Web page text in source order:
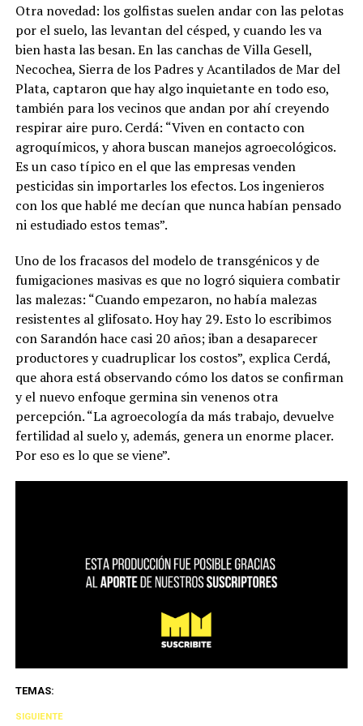
Otra novedad: los golfistas suelen andar con las pelotas
por el suelo, las levantan del césped, y cuando les va
bien hasta las besan. En las canchas de Villa Gesell,
Necochea, Sierra de los Padres y Acantilados de Mar del
Plata, captaron que hay algo inquietante en todo eso,
también para los vecinos que andan por ahí creyendo
respirar aire puro. Cerdá: “Viven en contacto con
agroquímicos, y ahora buscan manejos agroecológicos.
Es un caso típico en el que las empresas venden
pesticidas sin importarles los efectos. Los ingenieros
con los que hablé me decían que nunca habían pensado
ni estudiado estos temas”.
Uno de los fracasos del modelo de transgénicos y de
fumigaciones masivas es que no logró siquiera combatir
las malezas: “Cuando empezaron, no había malezas
resistentes al glifosato. Hoy hay 29. Esto lo escribimos
con Sarandón hace casi 20 años; iban a desaparecer
productores y cuadruplicar los costos”, explica Cerdá,
que ahora está observando cómo los datos se confirman
y el nuevo enfoque germina sin venenos otra
percepción. “La agroecología da más trabajo, devuelve
fertilidad al suelo y, además, genera un enorme placer.
Por eso es lo que se viene”.
TEMAS:
SIGUIENTE